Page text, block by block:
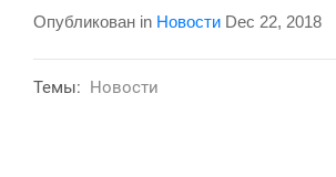
Опубликован in Новости Dec 22, 2018
Темы: Новости